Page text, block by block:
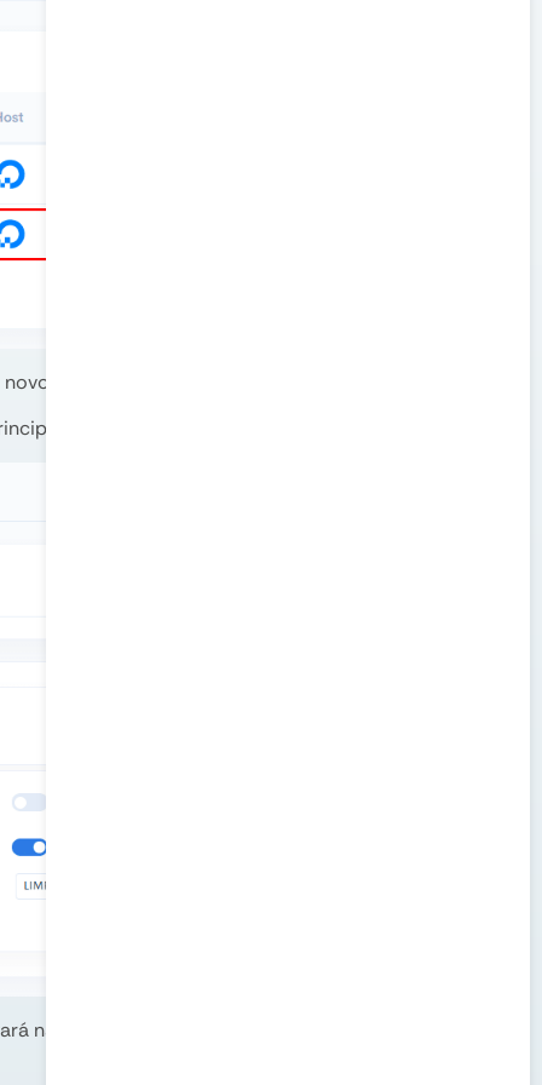
domínio.
na lateral direita um campo de seleção com as